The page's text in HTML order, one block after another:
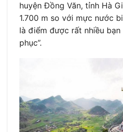
huyện Đồng Văn, tỉnh Hà
1.700 m so với mực nước
là điểm được rất nhiều bạn
phục”.